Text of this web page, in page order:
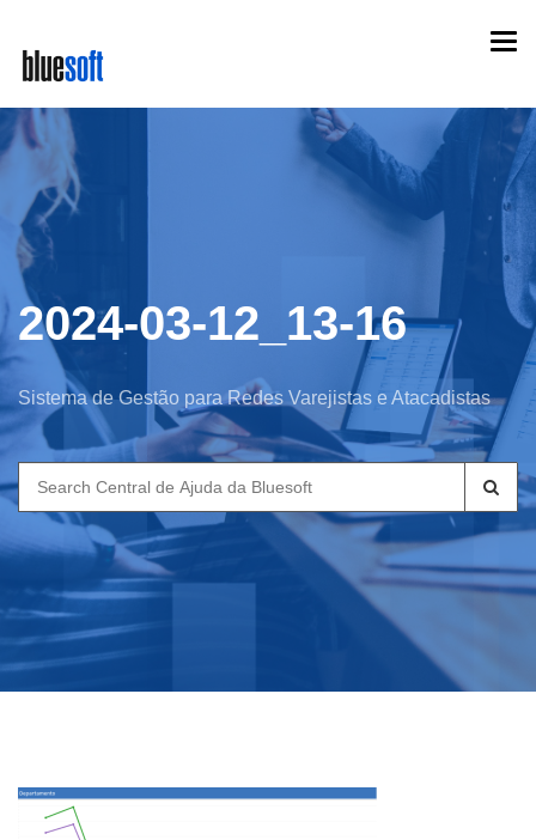
main
content
2024-03-12_13-16
Sistema de Gestão para Redes Varejistas e Atacadistas
Search
for: